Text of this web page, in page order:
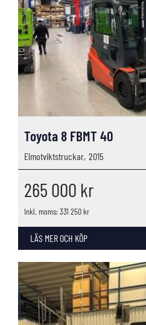
Toyota 8 FBMT 40
Elmotviktstruckar, 2015
265 000 kr
Inkl. moms: 331 250 kr
LÄS MER OCH KÖP